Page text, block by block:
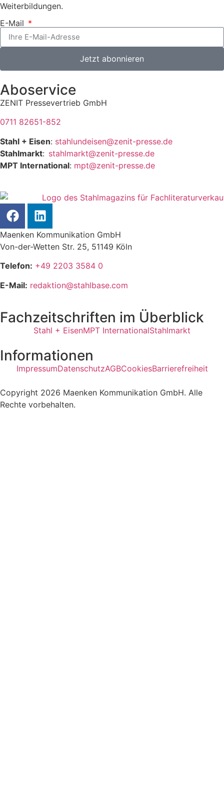
Weiterbildungen.
E-Mail
Jetzt abonnieren
Aboservice
ZENIT Pressevertrieb GmbH
0711 82651-852
Stahl + Eisen: stahlundeisen@zenit-presse.de
Stahlmarkt: stahlmarkt@zenit-presse.de
MPT International: mpt@zenit-presse.de
Maenken Kommunikation GmbH
Von-der-Wetten Str. 25, 51149 Köln
Telefon: +49 2203 3584 0
E-Mail: redaktion@stahlbase.com
Fachzeitschriften im Überblick
Stahl + EisenMPT InternationalStahlmarkt
Informationen
ImpressumDatenschutzAGBCookiesBarrierefreiheit
Copyright 2026 Maenken Kommunikation GmbH. Alle
Rechte vorbehalten.